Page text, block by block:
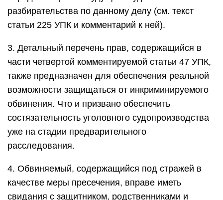
разбирательства по данному делу (см. текст
статьи 225 УПК и комментарий к ней).
3. Детальный перечень прав, содержащийся в
части четвертой комментируемой статьи 47 УПК,
также предназначен для обеспечения реальной
возможности защищаться от инкриминируемого
обвинения. Что и призвано обеспечить
состязательность уголовного судопроизводства
уже на стадии предварительного
расследования.
4. Обвиняемый, содержащийся под стражей в
качестве меры пресечения, вправе иметь
свидания с защитником, родственниками и